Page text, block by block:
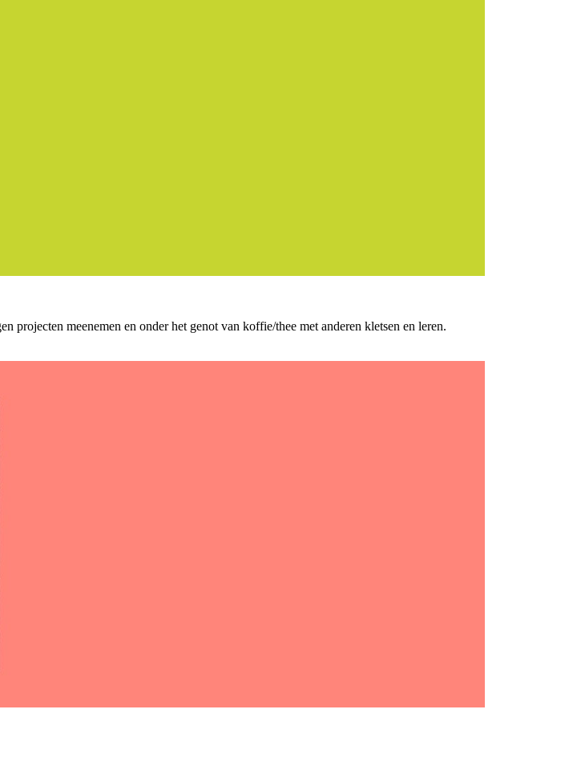
meenemen en onder het genot van koffie/thee met anderen kletsen en leren.